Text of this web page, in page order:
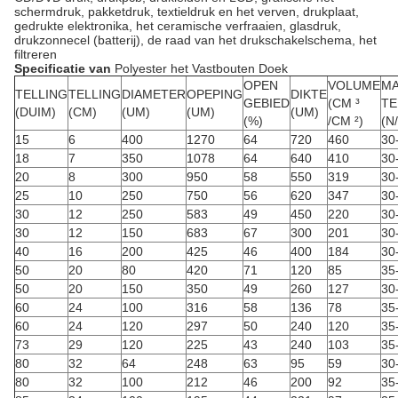
schermdruk, pakketdruk, textieldruk en het verven, drukplaat,
gedrukte elektronika, het ceramische verfraaien, glasdruk,
drukzonnecel (batterij), de raad van het drukschakelschema, het
filtreren
Specificatie van Polyester het Vastbouten Doek
TELLING
(DUIM)
TELLING
(CM)
DIAMETER
(UM)
OPEPING
(UM)
OPEN
GEBIED
(%)
DIKTE
(UM)
VOLUME
(CM ³
/CM ²)
15
6 400 1270 64 720 460
18
7 350 1078 64 640 410
20
8 300 950 58 550 319
25
10 250 750 56 620 347
30
12 250 583 49 450 220
30
12 150 683 67 300 201
40
16 200 425 46 400 184
50
20 80 420 71 120 85
50
20 150 350 49 260 127
60
24 100 316 58 136 78
60
24 120 297 50 240 120
73
29 120 225 43 240 103
80
32 64 248 63 95 59
80
32 100 212 46 200 92